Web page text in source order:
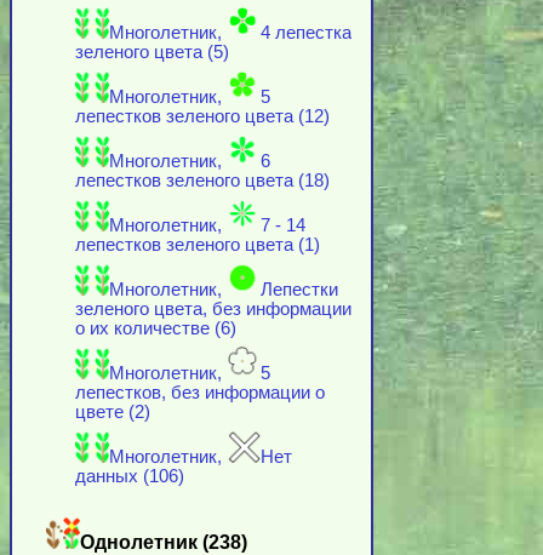
Многолетник,
4 лепестка
зеленого цвета (5)
Многолетник,
5
лепестков зеленого цвета (12)
Многолетник,
6
лепестков зеленого цвета (18)
Многолетник,
7 - 14
лепестков зеленого цвета (1)
Многолетник,
Лепестки
зеленого цвета, без информации
о их количестве (6)
Многолетник,
5
лепестков, без информации о
цвете (2)
Многолетник,
Нет
данных (106)
Однолетник (238)